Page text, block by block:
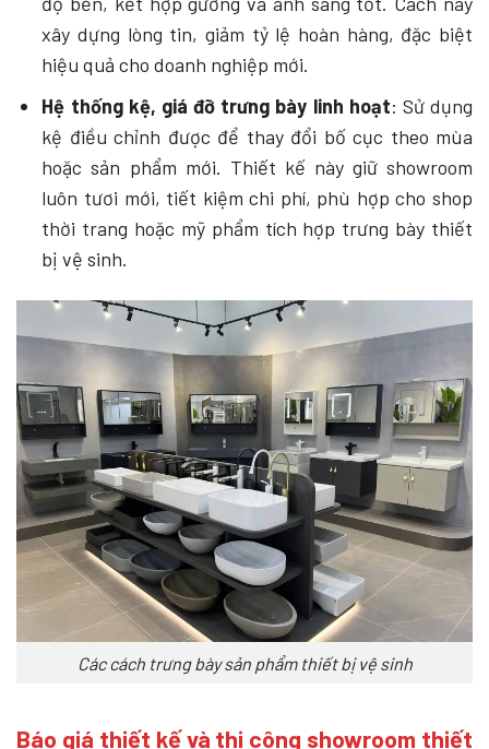
xây dựng lòng tin, giảm tỷ lệ hoàn hàng, đặc biệt
hiệu quả cho doanh nghiệp mới.
Hệ thống kệ, giá đỡ trưng bày linh hoạt: Sử dụng
kệ điều chỉnh được để thay đổi bố cục theo mùa
hoặc sản phẩm mới. Thiết kế này giữ showroom
luôn tươi mới, tiết kiệm chi phí, phù hợp cho shop
thời trang hoặc mỹ phẩm tích hợp trưng bày thiết
bị vệ sinh.
Các cách trưng bày sản phẩm thiết bị vệ sinh
Báo giá thiết kế và thi công showroom thiết